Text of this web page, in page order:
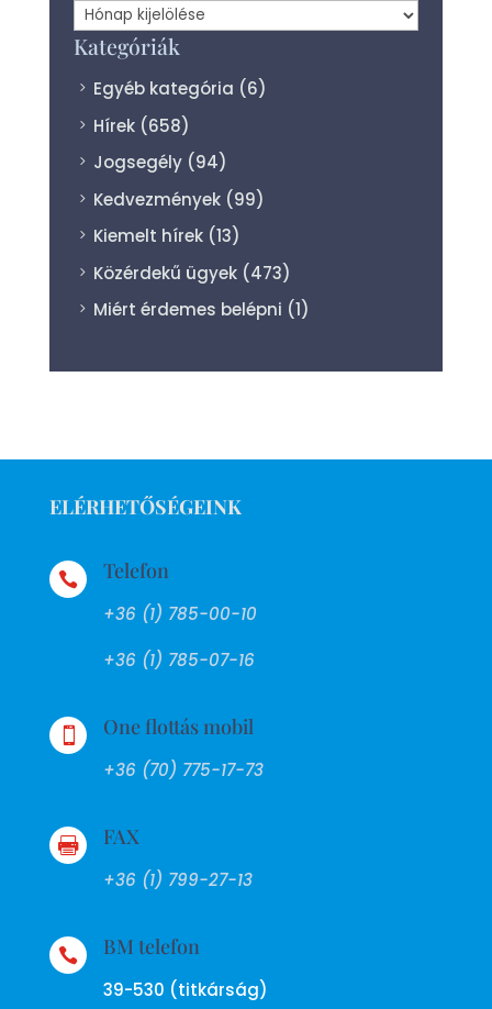
Archívum
Kategóriák
Egyéb kategória (6)
Hírek (658)
Jogsegély (94)
Kedvezmények (99)
Kiemelt hírek (13)
Közérdekű ügyek (473)
Miért érdemes belépni (1)
ELÉRHETŐSÉGEINK
 Telefon
+36 (1) 785-00-10
+36 (1) 785-07-16
 One flottás mobil
+36 (70) 775-17-73
 FAX
+36 (1) 799-27-13
 BM telefon
39-530 (titkárság)